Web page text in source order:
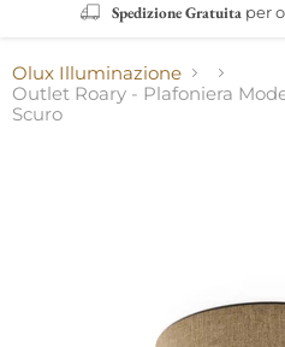
Spedizione Gratuita per
Olux Illuminazione
Outlet Roary - Plafoniera
Scuro